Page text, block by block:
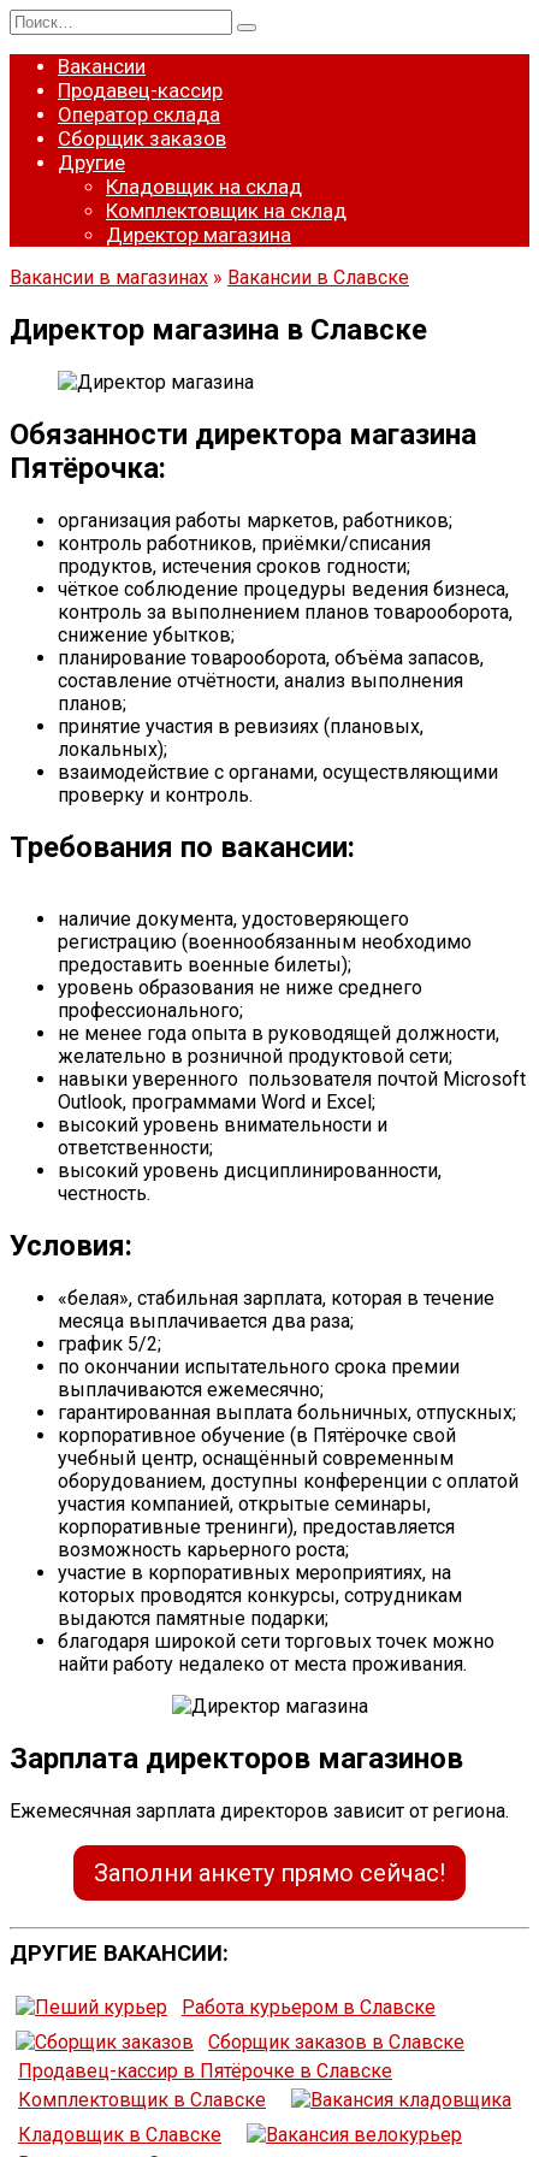
Перейти
к
содержанию
Search
for:
Вакансии
Продавец-кассир
Оператор склада
Сборщик заказов
Другие
Кладовщик на склад
Комплектовщик на склад
Директор магазина
Вакансии в магазинах » Вакансии в Славске
Директор магазина в Славске
Обязанности директора магазина
Пятёрочка:
организация работы маркетов, работников;
контроль работников, приёмки/списания
продуктов, истечения сроков годности;
чёткое соблюдение процедуры ведения бизнеса,
контроль за выполнением планов товарооборота,
снижение убытков;
планирование товарооборота, объёма запасов,
составление отчётности, анализ выполнения
планов;
принятие участия в ревизиях (плановых,
локальных);
взаимодействие с органами, осуществляющими
проверку и контроль.
Требования по вакансии:
наличие документа, удостоверяющего
регистрацию (военнообязанным необходимо
предоставить военные билеты);
уровень образования не ниже среднего
профессионального;
не менее года опыта в руководящей должности,
желательно в розничной продуктовой сети;
навыки уверенного пользователя почтой Microsoft
Outlook, программами Word и Excel;
высокий уровень внимательности и
ответственности;
высокий уровень дисциплинированности,
честность.
Условия:
«белая», стабильная зарплата, которая в течение
месяца выплачивается два раза;
график 5/2;
по окончании испытательного срока премии
выплачиваются ежемесячно;
гарантированная выплата больничных, отпускных;
корпоративное обучение (в Пятёрочке свой
учебный центр, оснащённый современным
оборудованием, доступны конференции с оплатой
участия компанией, открытые семинары,
корпоративные тренинги), предоставляется
возможность карьерного роста;
участие в корпоративных мероприятиях, на
которых проводятся конкурсы, сотрудникам
выдаются памятные подарки;
благодаря широкой сети торговых точек можно
найти работу недалеко от места проживания.
Зарплата директоров магазинов
Ежемесячная зарплата директоров зависит от региона.
Заполни анкету прямо сейчас!
ДРУГИЕ ВАКАНСИИ:
Работа курьером в Славске
Сборщик заказов в Славске
Продавец-кассир в Пятёрочке в Славске
Комплектовщик в Славске
Кладовщик в Славске